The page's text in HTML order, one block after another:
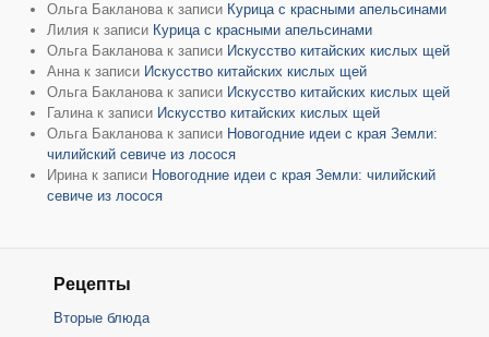
Ольга Бакланова к записи Курица с красными апельсинами
Лилия к записи Курица с красными апельсинами
Ольга Бакланова к записи Искусство китайских кислых щей
Анна к записи Искусство китайских кислых щей
Ольга Бакланова к записи Искусство китайских кислых щей
Галина к записи Искусство китайских кислых щей
Ольга Бакланова к записи Новогодние идеи с края Земли:
чилийский севиче из лосося
Ирина к записи Новогодние идеи с края Земли: чилийский
севиче из лосося
Рецепты
Вторые блюда